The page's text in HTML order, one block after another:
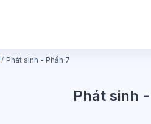
Phát sinh - Phần 7
Phát sinh